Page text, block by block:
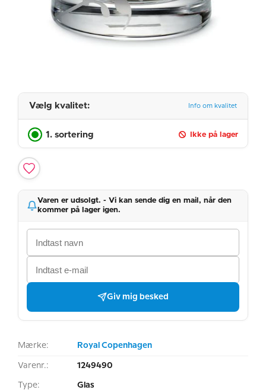
Vælg kvalitet: Info om kvalitet
1. sortering Ikke på lager
Varen er udsolgt. - Vi kan sende dig en mail, når den
kommer på lager igen.
Giv mig besked
Mærke: Royal Copenhagen
Varenr.: 1249490
Type: Glas